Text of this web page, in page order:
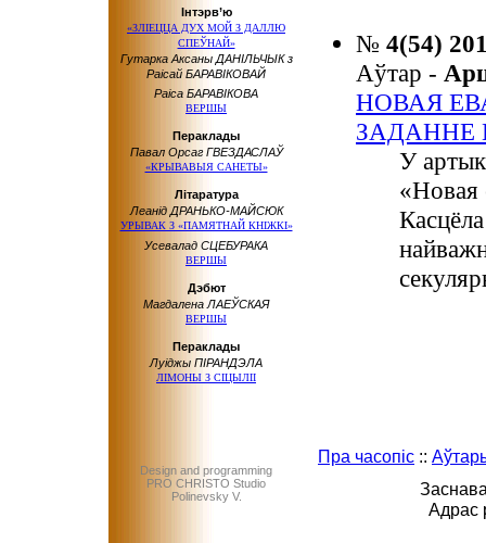
Інтэрв’ю
«ЗЛІЕЦЦА ДУХ МОЙ З ДАЛЛЮ
СПЕЎНАЙ»
Гутарка Аксаны ДАНІЛЬЧЫК з
Раісай БАРАВІКОВАЙ
Раіса БАРАВІКОВА
ВЕРШЫ
Пераклады
Павал Орсаг ГВЕЗДАСЛАЎ
«КРЫВАВЫЯ САНЕТЫ»
Літаратура
Леанід ДРАНЬКО-МАЙСЮК
УРЫВАК З «ПАМЯТНАЙ КНІЖКІ»
Усевалад СЦЕБУРАКА
ВЕРШЫ
Дэбют
Магдалена ЛАЕЎСКАЯ
ВЕРШЫ
Пераклады
Луіджы ПІРАНДЭЛА
ЛІМОНЫ З СІЦЫЛІІ
№ 4(54)
Аўтар -
НОВАЯ
ЗАДАННЕ
У
«Новая
Design and programming
PRO CHRISTO Studio
Polinevsky V.
Пра часопіс ::
Адрас